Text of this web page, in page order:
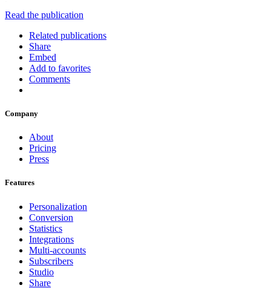
Read the publication
Related publications
Share
Embed
Add to favorites
Comments
Company
About
Pricing
Press
Features
Personalization
Conversion
Statistics
Integrations
Multi-accounts
Subscribers
Studio
Share